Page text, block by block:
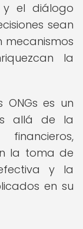
y el diálogo
sean
mecanismos
la
es un
allá de la
la toma de
y la
en su